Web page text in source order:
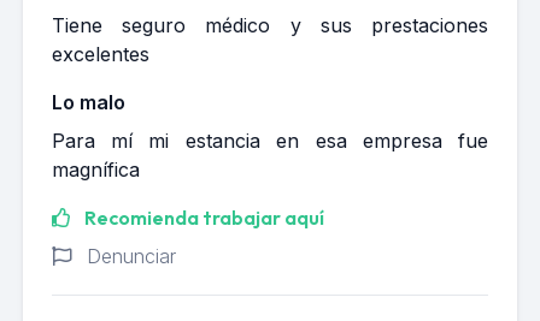
Tiene seguro médico y sus prestaciones
excelentes
Lo malo
Para mí mi estancia en esa empresa fue
magnífica
Recomienda trabajar aquí
Denunciar